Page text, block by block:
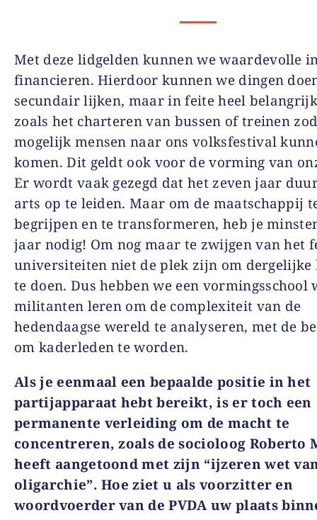
Met deze lidgelden kunnen we waardevolle
financieren. Hierdoor kunnen we dingen
secundair lijken, maar in feite heel
zoals het charteren van bussen of treinen
mogelijk mensen naar ons volksfestival
komen. Dit geldt ook voor de vorming van
Er wordt vaak gezegd dat het zeven jaar
arts op te leiden. Maar om de maatschappij
begrijpen en te transformeren, heb je
jaar nodig! Om nog maar te zwijgen van het
universiteiten niet de plek zijn om dergelijke
te doen. Dus hebben we een vormingsschool
militanten leren om de complexiteit van de
hedendaagse wereld te analyseren, met de
om kaderleden te worden.
Als je eenmaal een bepaalde positie in het
partijapparaat hebt bereikt, is er toch een
permanente verleiding om de macht te
concentreren, zoals de socioloog Roberto
heeft aangetoond met zijn “ijzeren wet
oligarchie”. Hoe ziet u als voorzitter en
woordvoerder van de PVDA uw plaats